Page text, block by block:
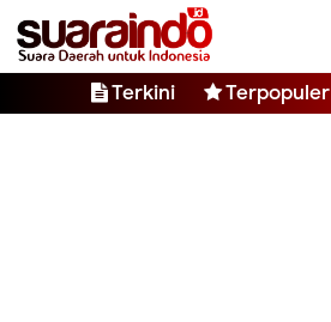
Terkini Terpopuler